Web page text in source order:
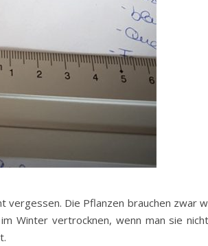
vergessen. Die Pflanzen brauchen zwar
Winter vertrocknen, wenn man sie